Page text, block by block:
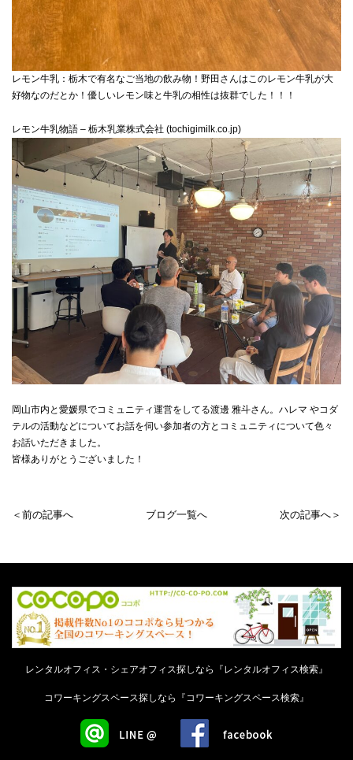
レモン牛乳：栃木で有名なご当地の飲み物！野田さんはこのレモン牛乳が大
好物なのだとか！優しいレモン味と牛乳の相性は抜群でした！！！
レモン牛乳物語 – 栃木乳業株式会社 (tochigimilk.co.jp)
岡山市内と愛媛県でコミュニティ運営をしてる渡邊 雅斗さん。ハレマ やコダ
テルの活動などについてお話を伺い参加者の方とコミュニティについて色々
お話いただきました。
皆様ありがとうございました！
＜前の記事へ ブログ一覧へ 次の記事へ＞
レンタルオフィス・シェアオフィス探しなら『レンタルオフィス検索』
コワーキングスペース探しなら『コワーキングスペース検索』